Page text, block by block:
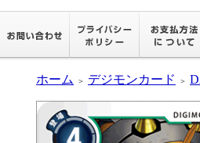
ホーム ＞ デジモンカード ＞